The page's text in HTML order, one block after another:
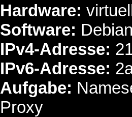
Hardware:
Software:
IPv4-Adresse:
IPv6-Adresse:
Aufgabe:
Proxy